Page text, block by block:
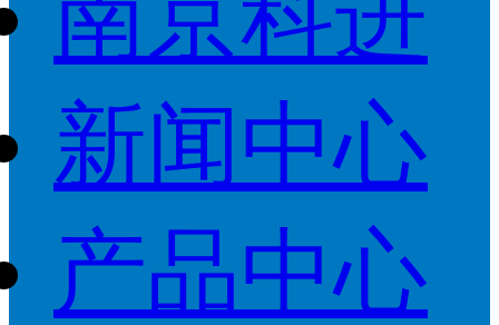
新闻中心
产品中心